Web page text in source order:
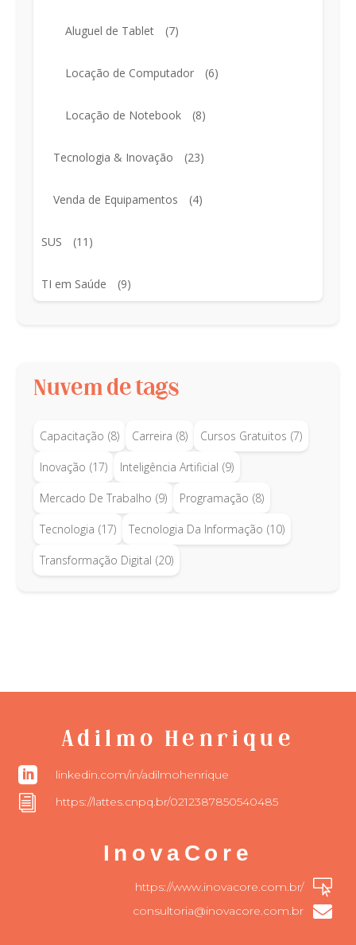
Aluguel de Tablet (7)
Locação de Computador (6)
Locação de Notebook (8)
Tecnologia & Inovação (23)
Venda de Equipamentos (4)
SUS (11)
TI em Saúde (9)
Nuvem de tags
Capacitação (8) Carreira (8) Cursos Gratuitos (7)
Inovação (17) Inteligência Artificial (9)
Mercado De Trabalho (9) Programação (8)
Tecnologia (17) Tecnologia Da Informação (10)
Transformação Digital (20)
Adilmo Henrique
 linkedin.com/in/adilmohenrique
i https://lattes.cnpq.br/0212387850540485
InovaCore

https://www.inovacore.com.br/

consultoria@inovacore.com.br